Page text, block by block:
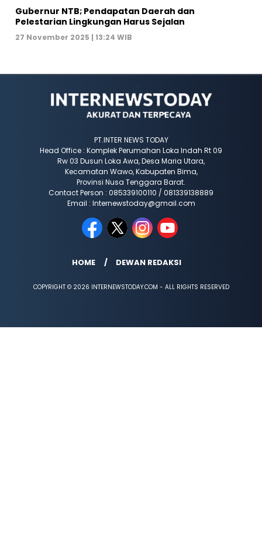
Gubernur NTB; Pendapatan Daerah dan
Pelestarian Lingkungan Harus Sejalan
27 November 2025 | 13:24 WIB
PT.INTER NEWS TODAY
Head Office : Komplek Perumahan Loka Indah Rt 09
Rw 03 Dusun Loka Awa, Desa Maria Utara,
Kecamatan Wawo, Kabupaten Bima,
Provinsi Nusa Tenggara Barat.
Contact Person : 085339100110 / 081339138889
Email : Internewstoday@gmail.com
HOME DEWAN REDAKSI
COPYRIGHT © 2026 INTERNEWSTODAY.COM - ALL RIGHTS RESERVED